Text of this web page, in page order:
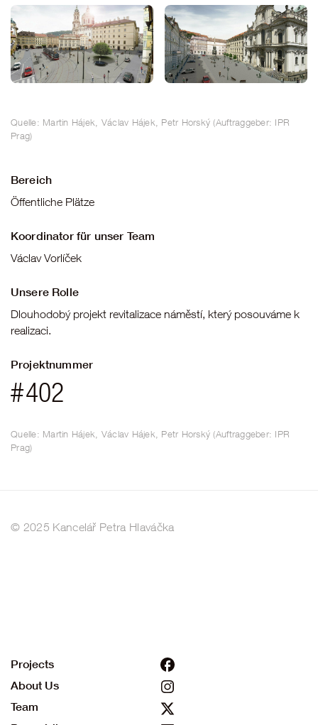
Quelle: Martin Hájek, Václav Hájek, Petr Horský (Auftraggeber: IPR
Prag)
Bereich
Öffentliche Plätze
Koordinator für unser Team
Václav Vorlíček
Unsere Rolle
Dlouhodobý projekt revitalizace náměstí, který posouváme k
realizaci.
Projektnummer
#402
Quelle: Martin Hájek, Václav Hájek, Petr Horský (Auftraggeber: IPR
Prag)
© 2025 Kancelář Petra Hlaváčka
Projects
About Us
Team